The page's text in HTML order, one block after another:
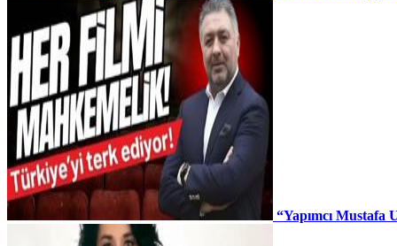
“Yapımcı Mustafa